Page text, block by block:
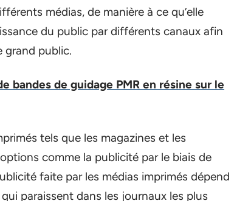
médias, de manière à ce qu’elle
du public par différents canaux afin
grand public.
bandes de guidage PMR en résine sur le
tels que les magazines et les
comme la publicité par le biais de
faite par les médias imprimés dépend
paraissent dans les journaux les plus